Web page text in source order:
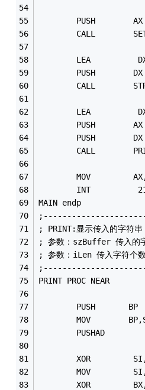
        PUSH        AX
CALL
LEA
        PUSH        DX
CALL
LEA
PUSH
        PUSH        DX
CALL
MOV
INT
MAIN endp
; PRINT:显示传入的字符串
; 参数：szBuffer 传入的
; 参数：iLen 传入字符个数
PRINT PROC NEAR
        PUSH       BP
MOV
        PUSHAD
XOR
MOV
XOR